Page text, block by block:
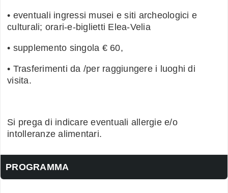
• eventuali ingressi musei e siti archeologici e
culturali; orari-e-biglietti Elea-Velia
• supplemento singola € 60,
• Trasferimenti da /per raggiungere i luoghi di
visita.
Si prega di indicare eventuali allergie e/o
intolleranze alimentari.
PROGRAMMA